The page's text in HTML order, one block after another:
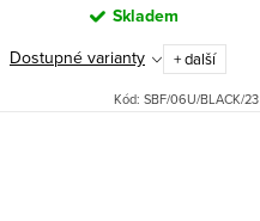
Skladem
Dostupné varianty + další
Kód: SBF/06U/BLACK/23